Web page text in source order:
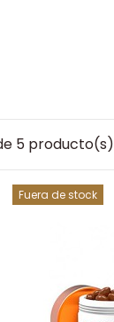
5 producto(s)
Fuera de stock